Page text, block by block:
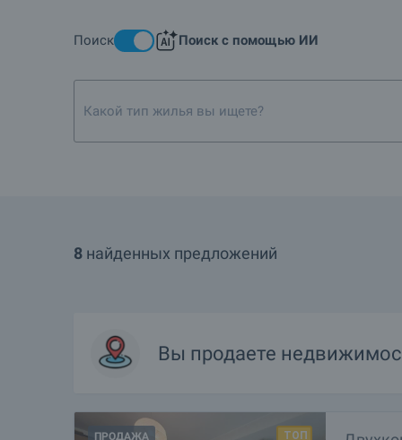
Поиск Поиск с помощью ИИ
8 найденных предложений
Вы продаете
ПРОДАЖА